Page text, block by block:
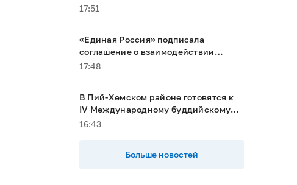
маломобильных граждан
17:51
«Единая Россия» подписала
соглашение о взаимодействии
между Общественной палатой РФ и
17:48
В Пий-Хемском районе готовятся к
IV Международному буддийскому
форуму
16:43
Больше новостей